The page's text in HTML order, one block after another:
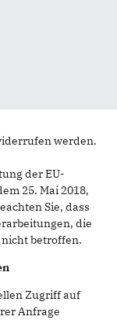
von
Bearbeitung
werden.
der EU-
25. Mai 2018,
Sie, dass
die
betroffen.
Zugriff auf
Anfrage